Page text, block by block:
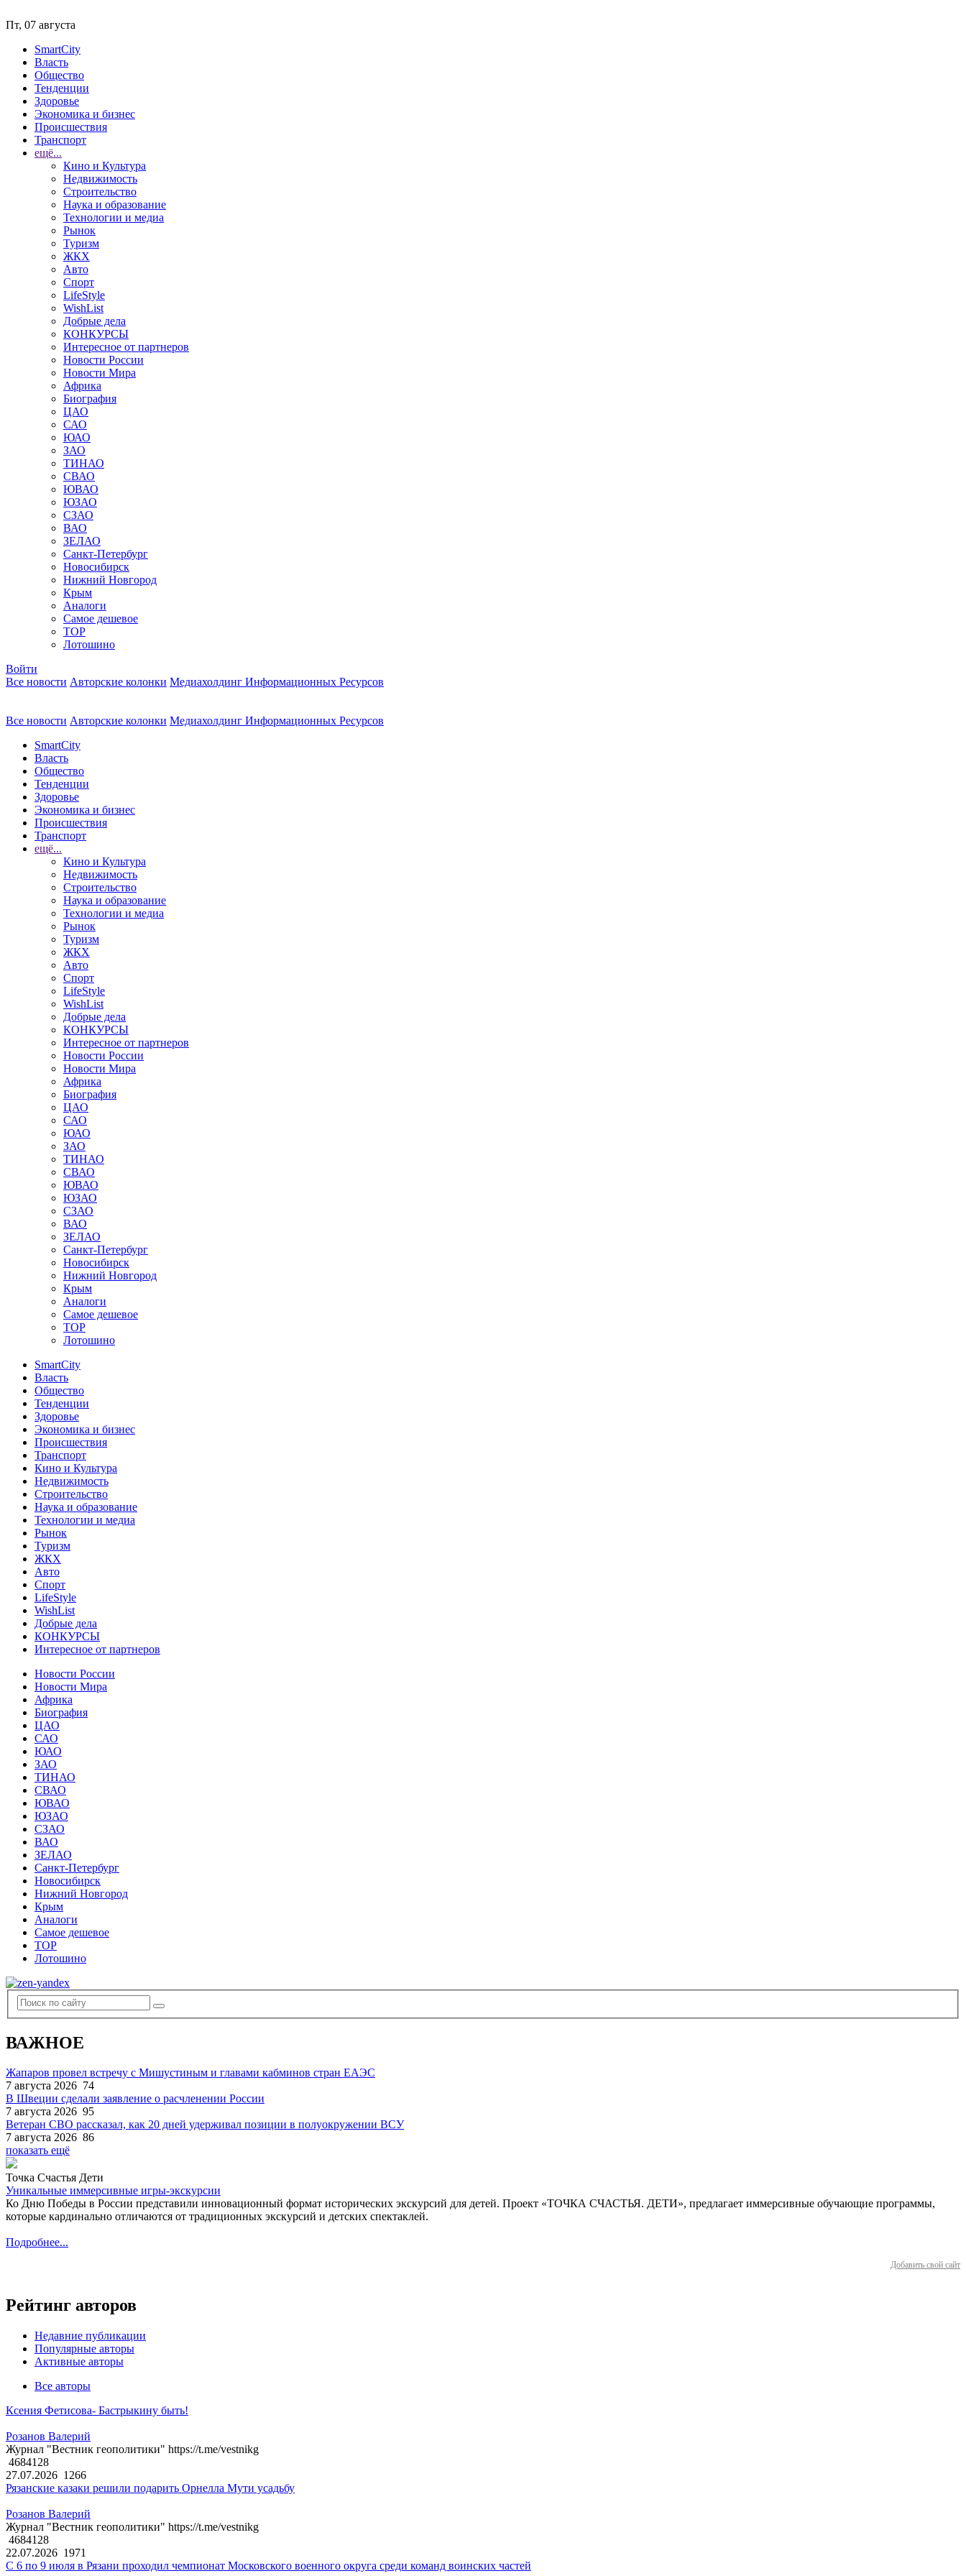
Пт, 07 августа
SmartCity
Власть
Общество
Тенденции
Здоровье
Экономика и бизнес
Происшествия
Транспорт
ещё...
Кино и Культура
Недвижимость
Строительство
Наука и образование
Технологии и медиа
Рынок
Туризм
ЖКХ
Авто
Спорт
LifeStyle
WishList
Добрые дела
КОНКУРСЫ
Интересное от партнеров
Новости России
Новости Мира
Африка
Биография
ЦАО
САО
ЮАО
ЗАО
ТИНАО
СВАО
ЮВАО
ЮЗАО
СЗАО
ВАО
ЗЕЛАО
Санкт-Петербург
Новосибирск
Нижний Новгород
Крым
Аналоги
Самое дешевое
TOP
Лотошино
Войти
Все новости Авторские колонки Медиахолдинг Информационных Ресурсов
Все новости Авторские колонки Медиахолдинг Информационных Ресурсов
SmartCity
Власть
Общество
Тенденции
Здоровье
Экономика и бизнес
Происшествия
Транспорт
ещё...
Кино и Культура
Недвижимость
Строительство
Наука и образование
Технологии и медиа
Рынок
Туризм
ЖКХ
Авто
Спорт
LifeStyle
WishList
Добрые дела
КОНКУРСЫ
Интересное от партнеров
Новости России
Новости Мира
Африка
Биография
ЦАО
САО
ЮАО
ЗАО
ТИНАО
СВАО
ЮВАО
ЮЗАО
СЗАО
ВАО
ЗЕЛАО
Санкт-Петербург
Новосибирск
Нижний Новгород
Крым
Аналоги
Самое дешевое
TOP
Лотошино
SmartCity
Власть
Общество
Тенденции
Здоровье
Экономика и бизнес
Происшествия
Транспорт
Кино и Культура
Недвижимость
Строительство
Наука и образование
Технологии и медиа
Рынок
Туризм
ЖКХ
Авто
Спорт
LifeStyle
WishList
Добрые дела
КОНКУРСЫ
Интересное от партнеров
Новости России
Новости Мира
Африка
Биография
ЦАО
САО
ЮАО
ЗАО
ТИНАО
СВАО
ЮВАО
ЮЗАО
СЗАО
ВАО
ЗЕЛАО
Санкт-Петербург
Новосибирск
Нижний Новгород
Крым
Аналоги
Самое дешевое
TOP
Лотошино
ВАЖНОЕ
Жапаров провел встречу с Мишустиным и главами кабминов стран ЕАЭС
7 августа 2026 74
В Швеции сделали заявление о расчленении России
7 августа 2026 95
Ветеран СВО рассказал, как 20 дней удерживал позиции в полуокружении ВСУ
7 августа 2026 86
показать ещё
Точка Счастья Дети
Уникальные иммерсивные игры-экскурсии
Ко Дню Победы в России представили инновационный формат исторических экскурсий для детей. Проект «ТОЧКА СЧАСТЬЯ. ДЕТИ», предлагает иммерсивные обучающие программы,
которые кардинально отличаются от традиционных экскурсий и детских спектаклей.
Подробнее...
Добавить свой сайт
Рейтинг авторов
Недавние публикации
Популярные авторы
Активные авторы
Все авторы
Ксения Фетисова- Бастрыкину быть!
Розанов Валерий
Журнал "Вестник геополитики" https://t.me/vestnikg
4684128
27.07.2026 1266
Рязанские казаки решили подарить Орнелла Мути усадьбу
Розанов Валерий
Журнал "Вестник геополитики" https://t.me/vestnikg
4684128
22.07.2026 1971
С 6 по 9 июля в Рязани проходил чемпионат Московского военного округа среди команд воинских частей